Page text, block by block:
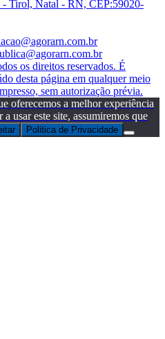
- Tirol, Natal - RN, CEP:59020-
os direitos reservados. É
desta página em qualquer meio
sem autorização prévia.
oferecemos a melhor experiência
usar este site, assumiremos que
Politica de Privacidade